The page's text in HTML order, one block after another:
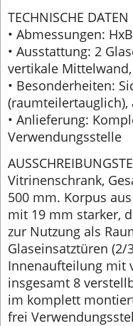
TECHNISCHE DATEN
• Abmessungen:
• Ausstattung: 2
vertikale
• Besonderheiten:
(raumteilertauglich),
• Anlieferung:
Verwendungsstelle
Vitrinenschrank,
500 mm. Korpus
mit 19 mm starker,
zur Nutzung als
Glaseinsatztüren (2/
Innenaufteilung mit
insgesamt 8
im komplett
frei